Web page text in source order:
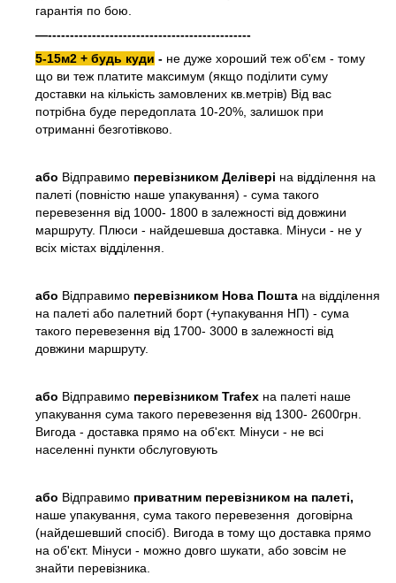
гарантія по бою.
—----------------------------------------------
5-15м2 + будь куди - не дуже хороший теж об'єм - тому
що ви теж платите максимум (якщо поділити суму
доставки на кількість замовлених кв.метрів) Від вас
потрібна буде передоплата 10-20%, залишок при
отриманні безготівково.
або Відправимо перевізником Делівері на відділення на
палеті (повністю наше упакування) - сума такого
перевезення від 1000- 1800 в залежності від довжини
маршруту. Плюси - найдешевша доставка. Мінуси - не у
всіх містах відділення.
або Відправимо перевізником Нова Пошта на відділення
на палеті або палетний борт (+упакування НП) - сума
такого перевезення від 1700- 3000 в залежності від
довжини маршруту.
або Відправимо перевізником Trafex на палеті наше
упакування сума такого перевезення від 1300- 2600грн.
Вигода - доставка прямо на об'єкт. Мінуси - не всі
населенні пункти обслуговують
або Відправимо приватним перевізником на палеті,
наше упакування, сума такого перевезення договірна
(найдешевший спосіб). Вигода в тому що доставка прямо
на об'єкт. Мінуси - можно довго шукати, або зовсім не
знайти перевізника.